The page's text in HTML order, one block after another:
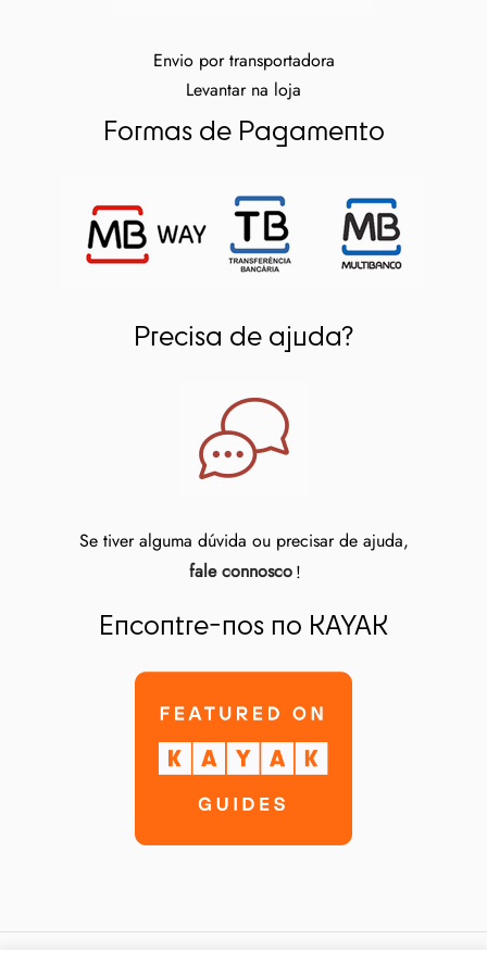
Envio por transportadora
Levantar na loja
Formas de Pagamento
Precisa de ajuda?
Se tiver alguma dúvida ou precisar de ajuda,
fale connosco!
Encontre-nos no KAYAK